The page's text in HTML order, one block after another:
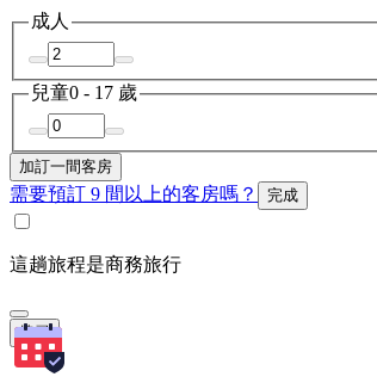
成人
兒童0 - 17 歲
加訂一間客房
需要預訂 9 間以上的客房嗎？ 完成
這趟旅程是商務旅行
搜尋